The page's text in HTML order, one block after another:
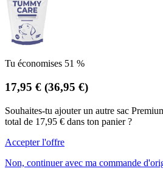
Tu économises 51 %
17,95 € (36,95 €)
Souhaites-tu ajouter un autre sac
total de 17,95 € dans ton panier ?
Accepter l'offre
Non, continuer avec ma commande